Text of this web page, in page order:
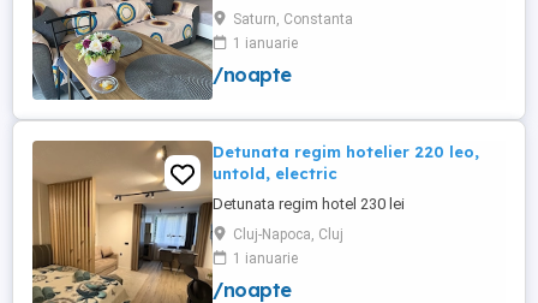
utilată, ideală pentru până la 3 persoane.
Liberă în perioada 8-12 august! Nu rata
ocazia de a petrece câteva zile la mare!
Facilități: Pat matrimonial + canapea
un imobil ...
Saturn, Constanta
1 ianuarie
/noapte
Detunata regim hotelier 220 leo,
untold, electric
Detunata regim hotel 230 lei
Cluj-Napoca, Cluj
1 ianuarie
/noapte